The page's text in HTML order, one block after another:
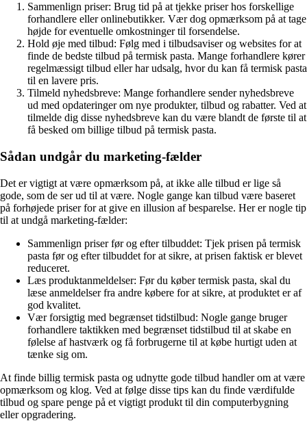
Sammenlign priser: Brug tid på at tjekke priser hos forskellige
forhandlere eller onlinebutikker. Vær dog opmærksom på at tage
højde for eventuelle omkostninger til forsendelse.
Hold øje med tilbud: Følg med i tilbudsaviser og websites for at
finde de bedste tilbud på termisk pasta. Mange forhandlere kører
regelmæssigt tilbud eller har udsalg, hvor du kan få termisk pasta
til en lavere pris.
Tilmeld nyhedsbreve: Mange forhandlere sender nyhedsbreve
ud med opdateringer om nye produkter, tilbud og rabatter. Ved at
tilmelde dig disse nyhedsbreve kan du være blandt de første til at
få besked om billige tilbud på termisk pasta.
Sådan undgår du marketing-fælder
Det er vigtigt at være opmærksom på, at ikke alle tilbud er lige så
gode, som de ser ud til at være. Nogle gange kan tilbud være baseret
på forhøjede priser for at give en illusion af besparelse. Her er nogle tip
til at undgå marketing-fælder:
Sammenlign priser før og efter tilbuddet: Tjek prisen på termisk
pasta før og efter tilbuddet for at sikre, at prisen faktisk er blevet
reduceret.
Læs produktanmeldelser: Før du køber termisk pasta, skal du
læse anmeldelser fra andre købere for at sikre, at produktet er af
god kvalitet.
Vær forsigtig med begrænset tidstilbud: Nogle gange bruger
forhandlere taktikken med begrænset tidstilbud til at skabe en
følelse af hastværk og få forbrugerne til at købe hurtigt uden at
tænke sig om.
At finde billig termisk pasta og udnytte gode tilbud handler om at være
opmærksom og klog. Ved at følge disse tips kan du finde værdifulde
tilbud og spare penge på et vigtigt produkt til din computerbygning
eller opgradering.